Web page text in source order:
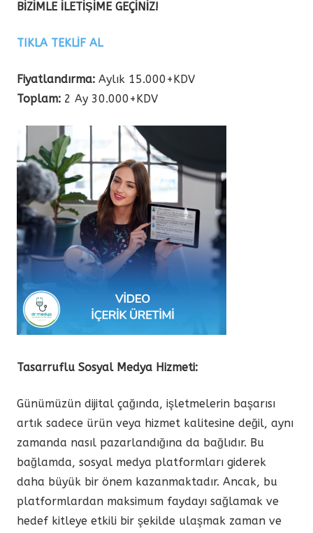
BİZİMLE İLETİŞİME GEÇİNİZ!
TIKLA TEKLİF AL
Fiyatlandırma: Aylık 15.000+KDV
Toplam: 2 Ay 30.000+KDV
Tasarruflu Sosyal Medya Hizmeti:
Günümüzün dijital çağında, işletmelerin başarısı
artık sadece ürün veya hizmet kalitesine değil, aynı
zamanda nasıl pazarlandığına da bağlıdır. Bu
bağlamda, sosyal medya platformları giderek
daha büyük bir önem kazanmaktadır. Ancak, bu
platformlardan maksimum faydayı sağlamak ve
hedef kitleye etkili bir şekilde ulaşmak zaman ve